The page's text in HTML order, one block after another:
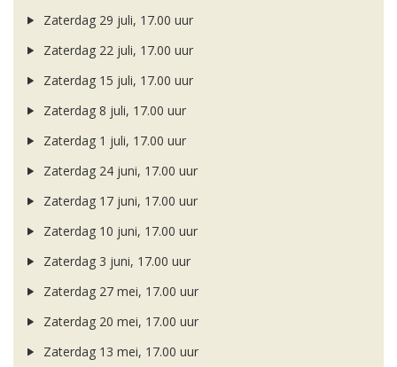
Zaterdag 29 juli, 17.00 uur
Zaterdag 22 juli, 17.00 uur
Zaterdag 15 juli, 17.00 uur
Zaterdag 8 juli, 17.00 uur
Zaterdag 1 juli, 17.00 uur
Zaterdag 24 juni, 17.00 uur
Zaterdag 17 juni, 17.00 uur
Zaterdag 10 juni, 17.00 uur
Zaterdag 3 juni, 17.00 uur
Zaterdag 27 mei, 17.00 uur
Zaterdag 20 mei, 17.00 uur
Zaterdag 13 mei, 17.00 uur